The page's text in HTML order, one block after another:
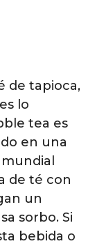
de tapioca,
lo
tea es
en una
de té con
un
sorbo. Si
bebida o